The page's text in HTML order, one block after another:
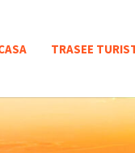
TRASEE